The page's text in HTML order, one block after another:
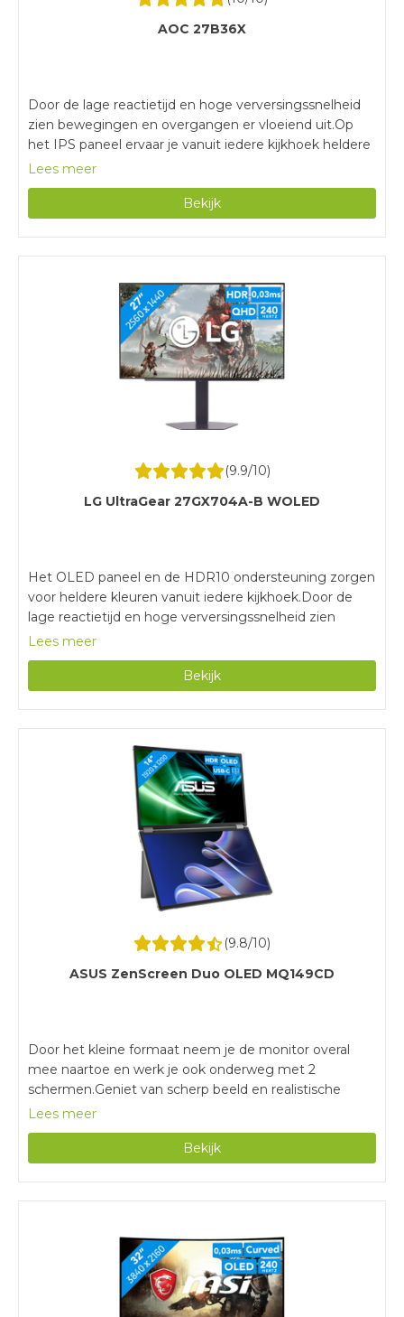
AOC 27B36X
Door de lage reactietijd en hoge verversingssnelheid
zien bewegingen en overgangen er vloeiend uit.Op
het IPS paneel ervaar je vanuit iedere kijkhoek heldere
en scherpe beelden.Je houdt overzicht over je game
geen ingebouwde speakers voor het geluid van je
games of muziek.Het scherm is niet in hoogte
Lees meer
Bekijk
(9.9/10)
LG UltraGear 27GX704A-B WOLED
Het OLED paneel en de HDR10 ondersteuning zorgen
voor heldere kleuren vanuit iedere kijkhoek.Door de
lage reactietijd en hoge verversingssnelheid zien
bewegingen en overgangen er vloeiend uit.Je monitor
en FreeSync ondersteuning.Voor de maximale
verversingssnelheid van 240 hertz sluit je de monitor
Lees meer
Bekijk
(9.8/10)
ASUS ZenScreen Duo OLED MQ149CD
Door het kleine formaat neem je de monitor overal
mee naartoe en werk je ook onderweg met 2
schermen.Geniet van scherp beeld en realistische
kleuren op het WUXGA OLED scherm.Met het
fijne werkhouding in.Deze monitor heeft geen
ingebouwde speakers voor je muziek of andere geluid.
Lees meer
Bekijk